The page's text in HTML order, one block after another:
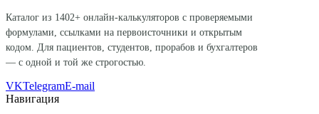
Каталог из 1402+ онлайн-калькуляторов с проверяемыми
формулами, ссылками на первоисточники и открытым
кодом. Для пациентов, студентов, прорабов и бухгалтеров
— с одной и той же строгостью.
VKTelegramE-mail
Навигация